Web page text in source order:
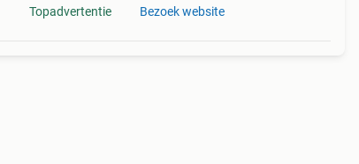
Topadvertentie Bezoek website